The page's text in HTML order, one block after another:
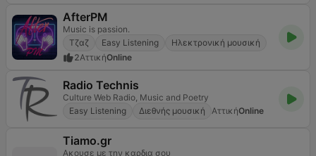
AfterPM
Music is passion.
Τζαζ
Easy Listening
Ηλεκτρονική μουσική
2ΑττικήOnline
Radio Technis
Culture Web Radio, Music and Poetry
Easy Listening
Διεθνής μουσική ΑττικήOnline
Tiamo.gr
Ακουσε με την καρδια σου